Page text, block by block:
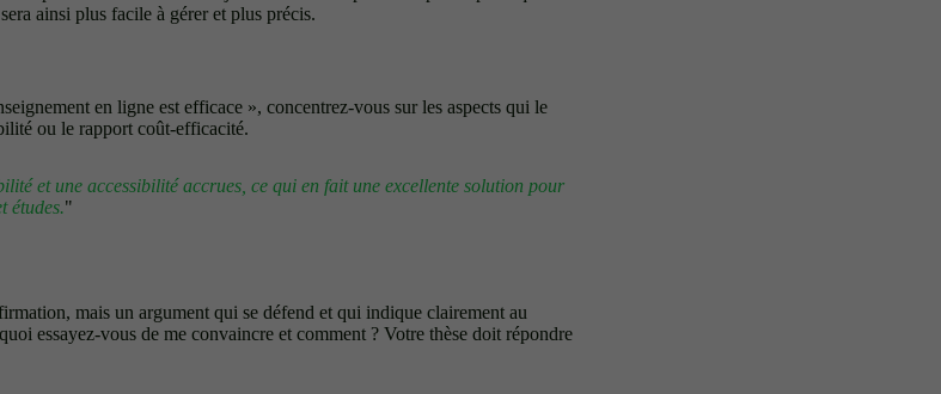
ainsi plus facile à gérer et plus précis.
en ligne est efficace », concentrez-vous sur les aspects qui le
ou le rapport coût-efficacité.
et une accessibilité accrues, ce qui en fait une excellente solution pour
études."
mais un argument qui se défend et qui indique clairement au
essayez-vous de me convaincre et comment ? Votre thèse doit répondre